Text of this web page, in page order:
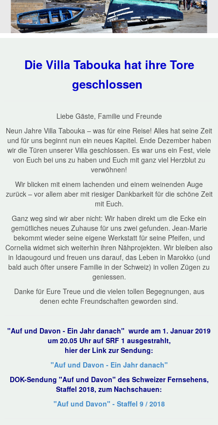
Die Villa Tabouka hat ihre Tore
geschlossen
Liebe Gäste, Familie und Freunde
Neun Jahre Villa Tabouka – was für eine Reise! Alles hat seine Zeit
und für uns beginnt nun ein neues Kapitel. Ende Dezember haben
wir die Türen unserer Villa geschlossen. Es war uns ein Fest, viele
von Euch bei uns zu haben und Euch mit ganz viel Herzblut zu
verwöhnen!
Wir blicken mit einem lachenden und einem weinenden Auge
zurück – vor allem aber mit riesiger Dankbarkeit für die schöne Zeit
mit Euch.
Ganz weg sind wir aber nicht: Wir haben direkt um die Ecke ein
gemütliches neues Zuhause für uns zwei gefunden. Jean-Marie
bekommt wieder seine eigene Werkstatt für seine Pfeifen, und
Cornelia widmet sich weiterhin ihren Nähprojekten. Wir bleiben also
in Idaougourd und freuen uns darauf, das Leben in Marokko (und
bald auch öfter unsere Familie in der Schweiz) in vollen Zügen zu
geniessen.
Danke für Eure Treue und die vielen tollen Begegnungen, aus
denen echte Freundschaften geworden sind.
"Auf und Davon - Ein Jahr danach" wurde am 1. Januar 2019
um 20.05 Uhr auf SRF 1 ausgestrahlt,
hier der Link zur Sendung:
"Auf und Davon - Ein Jahr danach"
DOK-Sendung "Auf und Davon" des Schweizer Fernsehens,
Staffel 2018, zum Nachschauen:
"Auf und Davon" - Staffel 9 / 2018